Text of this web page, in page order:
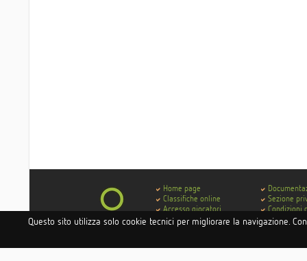
Questo sito utilizza solo cookie tecnici per migliorare la navigazione.
Home page
Classifiche online
Accesso giocatori
Accesso hotel e istituti
Accesso circoli
Sezione
Condizioni
Contatti